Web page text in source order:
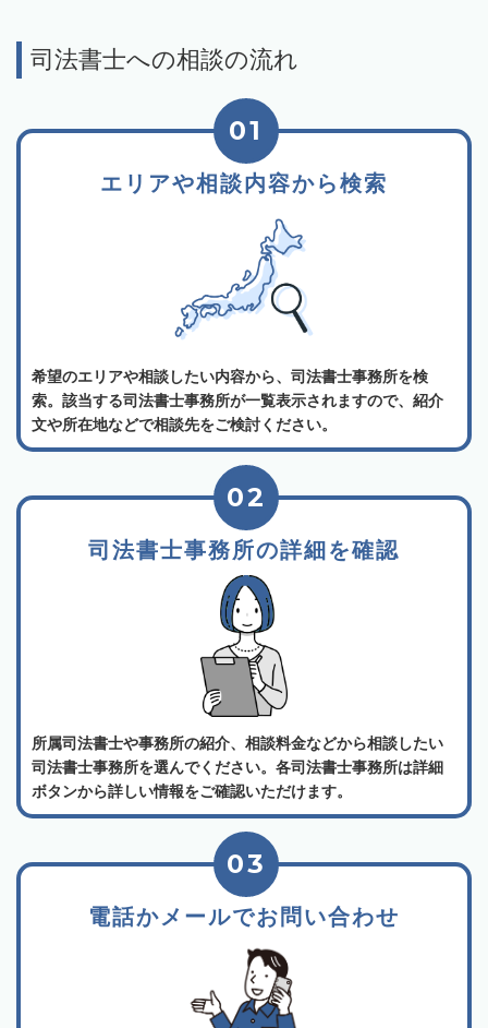
司法書士への相談の流れ
エリアや相談内容から検索
01
希望のエリアや相談したい内容から、司法書士事務所を検
索。該当する司法書士事務所が一覧表示されますので、紹介
文や所在地などで相談先をご検討ください。
司法書士事務所の詳細を確認
02
所属司法書士や事務所の紹介、相談料金などから相談したい
司法書士事務所を選んでください。各司法書士事務所は詳細
ボタンから詳しい情報をご確認いただけます。
電話かメールでお問い合わせ
03